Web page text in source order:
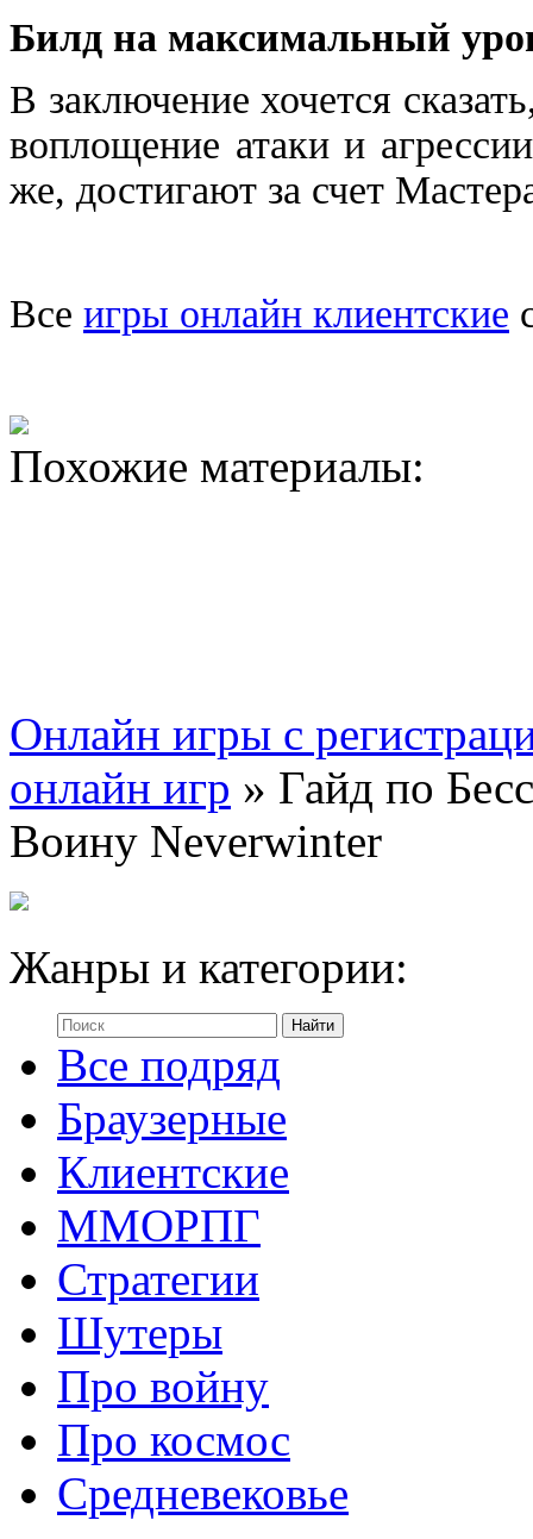
Билд на максимальный
В заключение хочется
воплощение атаки и
же, достигают за счет
Все игры онлайн клиентские
Похожие материалы:
Онлайн игры с
онлайн игр » Гайд по
Воину Neverwinter
Жанры и категории:
Все подряд
Браузерные
Клиентские
ММОРПГ
Стратегии
Шутеры
Про войну
Про космос
Средневековье